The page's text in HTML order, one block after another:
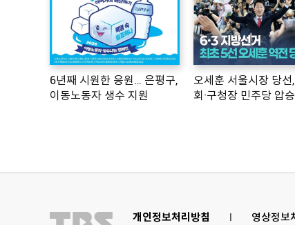
6년째 시원한 응원… 은평구,
이동노동자 생수 지원
오세훈 서울시장 당선,
회·구청장 민주당 압승
개인정보처리방침 l 영상정보